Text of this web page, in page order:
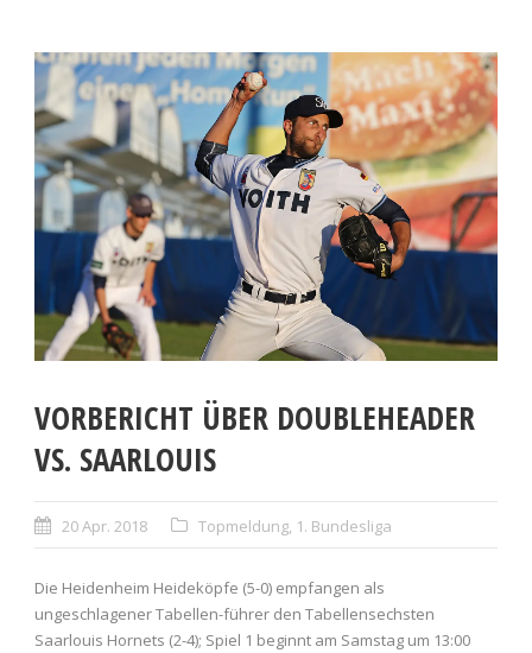
VORBERICHT ÜBER DOUBLEHEADER
VS. SAARLOUIS
20 Apr. 2018 Topmeldung 1. Bundesliga
Die Heidenheim Heideköpfe (5-0) empfangen als
ungeschlagener Tabellen-führer den Tabellensechsten
Saarlouis Hornets (2-4); Spiel 1 beginnt am Samstag um 13:00